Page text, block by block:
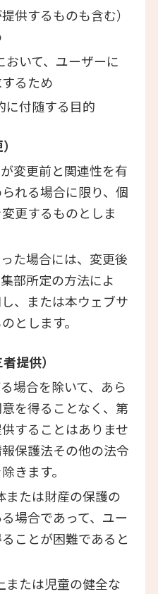
供するものも含む）
いて、ユーザーに
るため
に付随する目的
変更前と関連性を有
れる場合に限り、個
更するものとしま
た場合には、変更後
部所定の方法によ
、または本ウェブサ
とします。
提供）
場合を除いて、あら
を得ることなく、第
することはありませ
保護法その他の法令
きます。
または財産の保護の
場合であって、ユー
ことが困難であると
または児童の健全な